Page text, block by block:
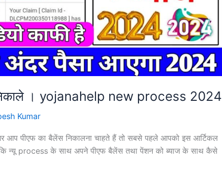
। yojanahelp new process 2024
Kumar
आप पीएफ का बैलेंस निकालना चाहते हैं तो सबसे पहले आपको इस आर्टिकल
कि न्यू process के साथ अपने पीएफ बैलेंस तथा पेंशन को ब्याज के साथ कैसे